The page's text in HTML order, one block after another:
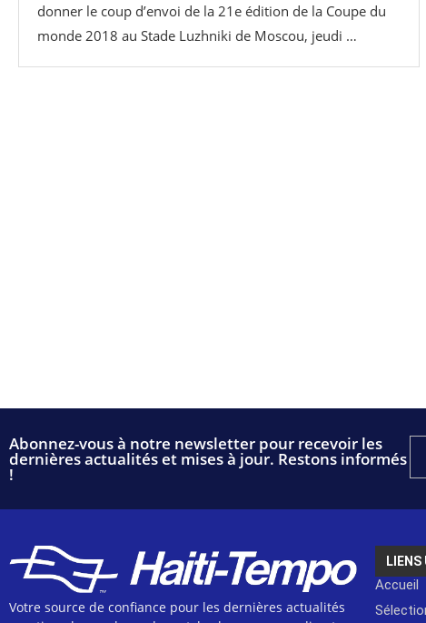
donner le coup d’envoi de la 21e édition de la Coupe du
monde 2018 au Stade Luzhniki de Moscou, jeudi …
Abonnez-vous à notre newsletter pour recevoir les
dernières actualités et mises à jour. Restons informés
!
Votre source de confiance pour les dernières actualités
Accueil